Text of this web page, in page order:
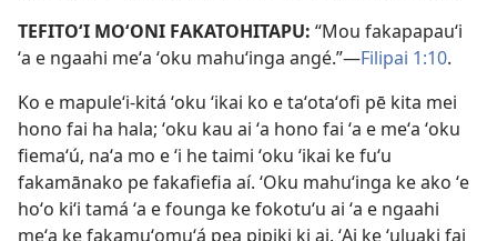
TEFITOʻI MOʻONI FAKATOHITAPU: “Mou fakapapauʻi
ʻa e ngaahi meʻa ʻoku mahuʻinga angé.”​—Filipai 1:10.
Ko e mapuleʻi-kitá ʻoku ʻikai ko e taʻotaʻofi pē kita mei
hono fai ha hala; ʻoku kau ai ʻa hono fai ʻa e meʻa ʻoku
fiemaʻú, naʻa mo e ʻi he taimi ʻoku ʻikai ke fuʻu
fakamānako pe fakafiefia aí. ʻOku mahuʻinga ke ako ʻe
hoʻo kiʻi tamá ʻa e founga ke fokotuʻu ai ʻa e ngaahi
meʻa ke fakamuʻomuʻá pea pipiki ki ai. ʻAi ke ʻuluaki fai